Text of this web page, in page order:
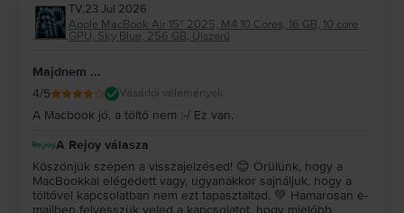
TV,23 Jul 2026
Apple MacBook Air 15″ 2025, M4 10 Cores, 16 GB, 10 core
GPU, Sky Blue, 256 GB, Újszerű
Majdnem ...
4/5 Vásárlói vélemények
A Macbook jó, a töltő nem :-/ Ez van.
A Rejoy válasza
Köszönjük szépen a visszajelzésed! 😊 Örülünk, hogy a
MacBookkal elégedett vagy, ugyanakkor sajnáljuk, hogy a
töltővel kapcsolatban nem ezt tapasztaltad. 💚 Hamarosan e-
mailben felvesszük veled a kapcsolatot, hogy mielőbb